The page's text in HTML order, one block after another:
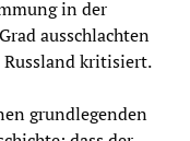
in der
ausschlachten
kritisiert.
grundlegenden